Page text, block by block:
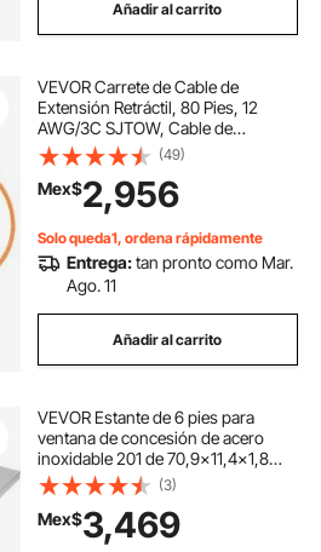
Añadir al carrito
VEVOR Carrete de Cable de
Extensión Retráctil, 80 Pies, 12
AWG/3C SJTOW, Cable de
Alimentación con Toma Triple
Iluminada, Disyuntor de 15 A,
Soporte Giratorio de 180° en Techo
o Pared, Naranja
(49)
Mex$2,956
Solo queda1, ordena rápidamente
Entrega:tan pronto como Mar.
Ago. 11
Añadir al carrito
VEVOR Estante de 6 pies para
ventana de concesión de acero
inoxidable 201 de 70,9x11,4x1,8
pulgadas
(3)
Mex$3,469